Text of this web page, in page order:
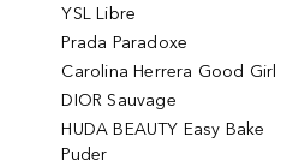
YSL Libre
Prada Paradoxe
Carolina Herrera Good Girl
DIOR Sauvage
HUDA BEAUTY Easy Bake
Puder